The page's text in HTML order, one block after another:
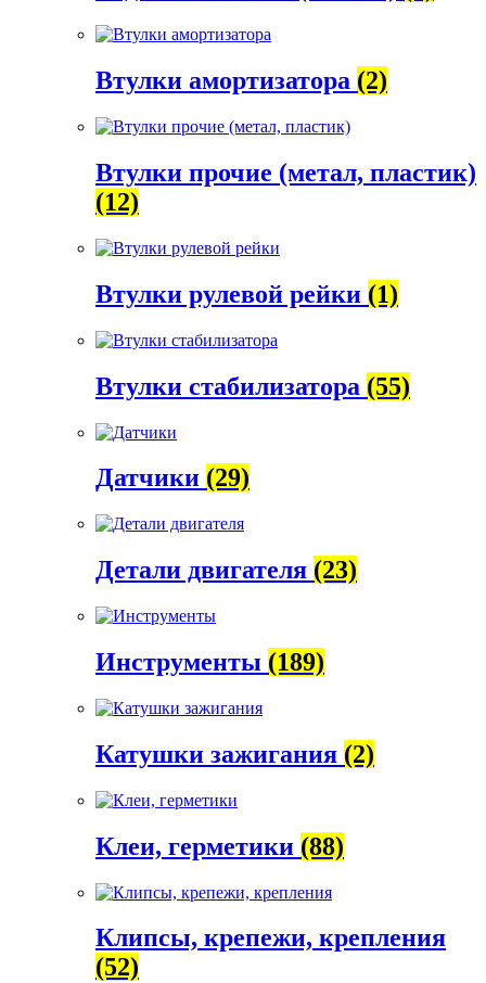
Втулки амортизатора (2)
Втулки прочие (метал, пластик)
(12)
Втулки рулевой рейки (1)
Втулки стабилизатора (55)
Датчики (29)
Детали двигателя (23)
Инструменты (189)
Катушки зажигания (2)
Клеи, герметики (88)
Клипсы, крепежи, крепления
(52)